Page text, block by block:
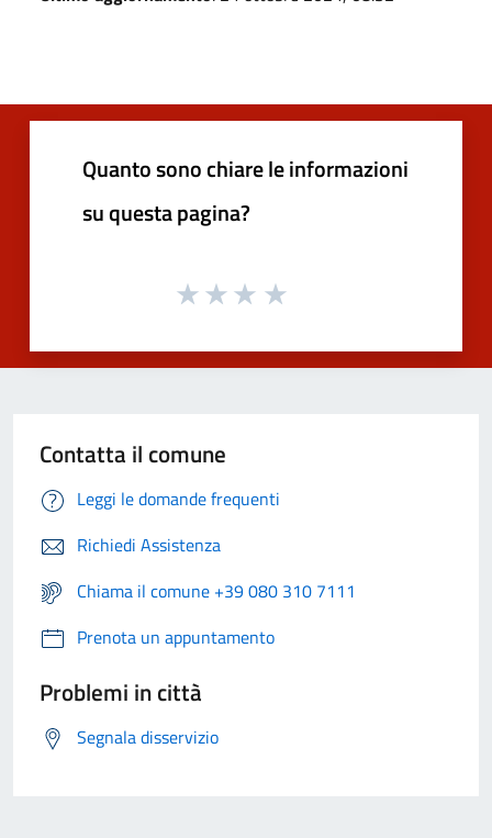
Quanto sono chiare le informazioni
su questa pagina?
Contatta il comune
Leggi le domande frequenti
Richiedi Assistenza
Chiama il comune +39 080 310 7111
Prenota un appuntamento
Problemi in città
Segnala disservizio